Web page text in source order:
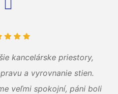
kancelárske priestory,
a vyrovnanie stien.
veľmi spokojní, páni boli